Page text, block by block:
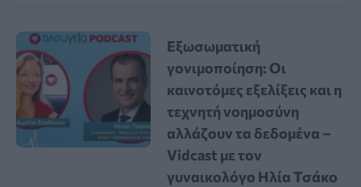
Εξωσωματική
γονιμοποίηση: Οι
καινοτόμες εξελίξεις και η
τεχνητή νοημοσύνη
αλλάζουν τα δεδομένα –
Vidcast με τον
γυναικολόγο Ηλία Τσάκο